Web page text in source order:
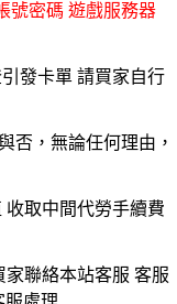
號密碼 遊戲服務器
發卡單 請買家自行
否，無論任何理由，
取中間代勞手續費
聯絡本站客服 客服